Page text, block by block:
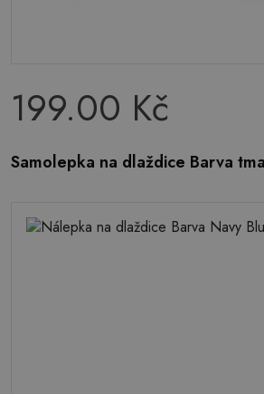
199.00 Kč
Samolepka na dlaždice Barva